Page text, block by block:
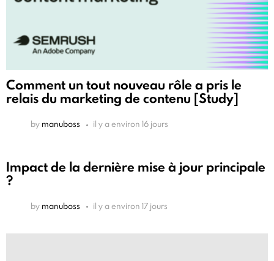
Comment un tout nouveau rôle a pris le
relais du marketing de contenu [Study]
by manuboss il y a environ 16 jours
Impact de la dernière mise à jour principale
?
by manuboss il y a environ 17 jours